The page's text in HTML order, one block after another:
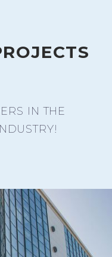
IN THE